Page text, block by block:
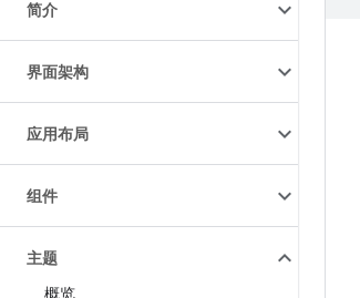
简介
界面架构
应用布局
组件
主题
概览